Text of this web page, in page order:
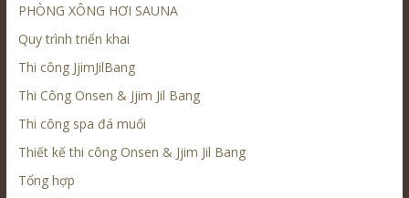
PHÒNG XÔNG HƠI SAUNA
Quy trình triển khai
Thi công JjimJilBang
Thi Công Onsen & Jjim Jil Bang
Thi công spa đá muối
Thiết kế thi công Onsen & Jjim Jil Bang
Tổng hợp